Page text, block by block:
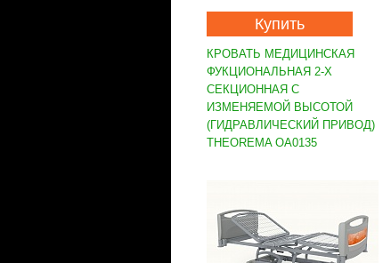
Купить
КРОВАТЬ МЕДИЦИНСКАЯ
ФУКЦИОНАЛЬНАЯ 2-Х
СЕКЦИОННАЯ С
ИЗМЕНЯЕМОЙ ВЫСОТОЙ
(ГИДРАВЛИЧЕСКИЙ ПРИВОД)
THEOREMA OA0135